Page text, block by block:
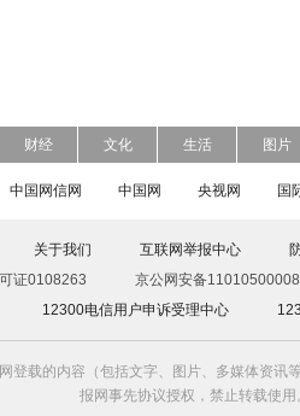
财经 文化 生活 图片
中国网信网 中国网 央视网 国
关于我们 互联网举报中心
证0108263
京公网安备
12300电信用户申诉受理中心
登载的内容（包括文字、图片、多媒体资
报网事先协议授权，禁止转载使